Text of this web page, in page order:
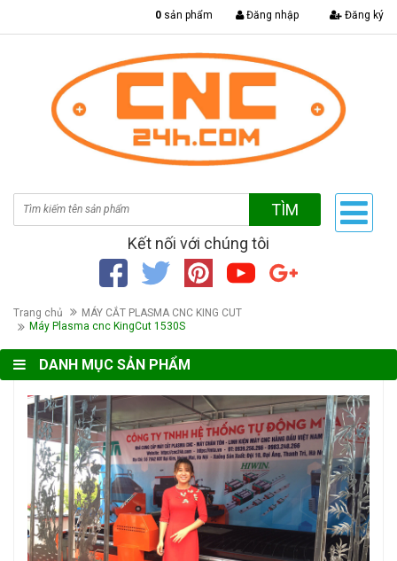
0 sản phẩm Đăng nhập Đăng ký
TÌM
Kết nối với chúng tôi
Trang chủ
MÁY CẮT PLASMA CNC KING CUT
Máy Plasma cnc KingCut 1530S
DANH MỤC SẢN PHẨM